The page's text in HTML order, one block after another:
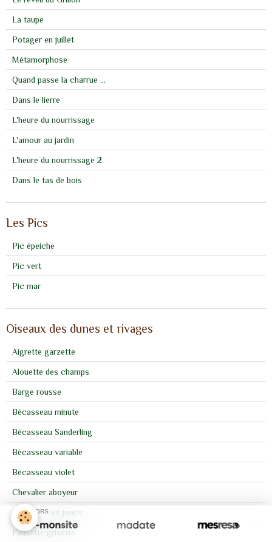
La taupe
Potager en juillet
Métamorphose
Quand passe la charrue ...
Dans le lierre
L'heure du nourrissage
L'amour au jardin
L'heure du nourrissage 2
Dans le tas de bois
Les Pics
Pic épeiche
Pic vert
Pic mar
Oiseaux des dunes et rivages
Aigrette garzette
Alouette des champs
Barge rousse
Bécasseau minute
Bécasseau Sanderling
Bécasseau variable
Bécasseau violet
Chevalier aboyeur
Cisticole des joncs
Fauvette grisette
SPONSORS